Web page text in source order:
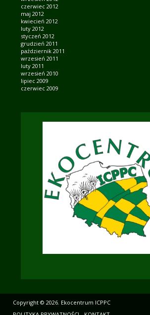
czerwiec 2012
maj 2012
kwiecień 2012
luty 2012
styczeń 2012
grudzień 2011
październik 2011
wrzesień 2011
luty 2011
wrzesień 2010
lipiec 2009
czerwiec 2009
Copyright © 2026. Ekocentrum ICPPC